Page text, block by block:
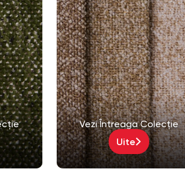
Vezi Întreaga Colecție
Uite